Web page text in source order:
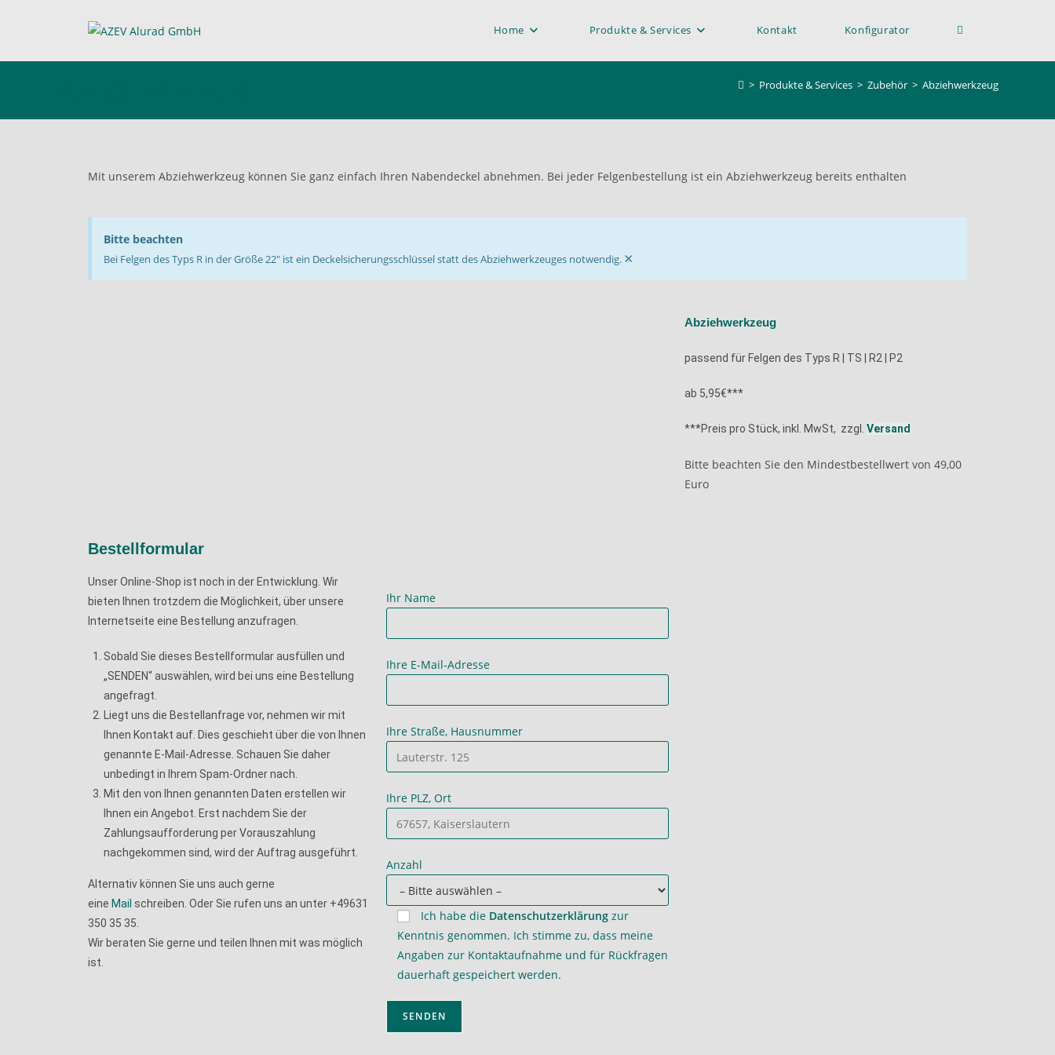
Home Produkte & Services Kontakt Konfigurator
> Produkte & Services > Zubehör > Abziehwerkzeug
Mit unserem Abziehwerkzeug können Sie ganz einfach Ihren Nabendeckel abnehmen. Bei jeder Felgenbestellung ist ein Abziehwerkzeug bereits enthalten
Bitte beachten
Bei Felgen des Typs R in der Größe 22" ist ein Deckelsicherungsschlüssel statt des Abziehwerkzeuges notwendig. ×
Abziehwerkzeug
passend für Felgen des Typs R | TS | R2 | P2
ab 5,95€***
***Preis pro Stück, inkl. MwSt, zzgl. Versand
Bitte beachten Sie den Mindestbestellwert von 49,00
Euro
Bestellformular
Unser Online-Shop ist noch in der Entwicklung. Wir
bieten Ihnen trotzdem die Möglichkeit, über unsere
Internetseite eine Bestellung anzufragen.
Sobald Sie dieses Bestellformular ausfüllen und
„SENDEN“ auswählen, wird bei uns eine Bestellung
angefragt.
Liegt uns die Bestellanfrage vor, nehmen wir mit
Ihnen Kontakt auf. Dies geschieht über die von Ihnen
genannte E-Mail-Adresse. Schauen Sie daher
unbedingt in Ihrem Spam-Ordner nach.
Mit den von Ihnen genannten Daten erstellen wir
Ihnen ein Angebot. Erst nachdem Sie der
Zahlungsaufforderung per Vorauszahlung
nachgekommen sind, wird der Auftrag ausgeführt.
Alternativ können Sie uns auch gerne
eine Mail schreiben. Oder Sie rufen uns an unter +49631
350 35 35.
Wir beraten Sie gerne und teilen Ihnen mit was möglich
ist.
Ihr Name
Ihre E-Mail-Adresse
Ihre Straße, Hausnummer
Ihre PLZ, Ort
Anzahl
Ich habe die Datenschutzerklärungzur
Kenntnis genommen. Ich stimme zu, dass meine
Angaben zur Kontaktaufnahme und für Rückfragen
dauerhaft gespeichert werden.